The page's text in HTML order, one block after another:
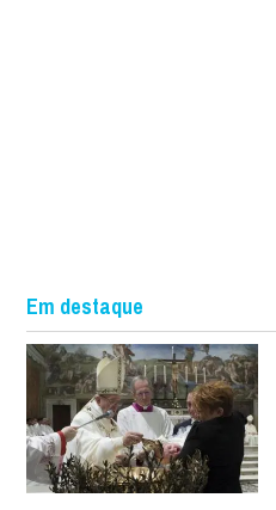
Em destaque